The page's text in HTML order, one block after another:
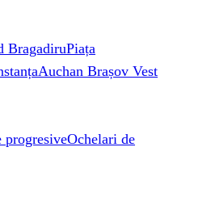
BragadiruPiața
Auchan Brașov Vest
progresiveOchelari de